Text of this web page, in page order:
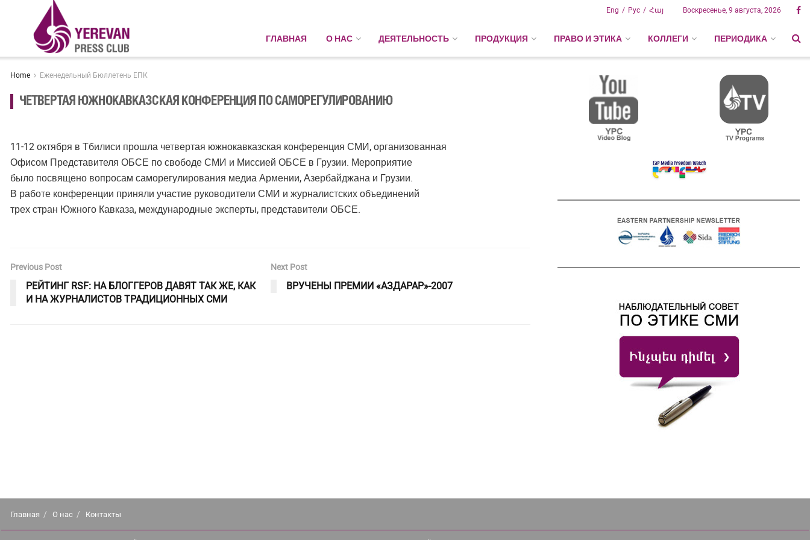
Рус Հայ
Eng Воскресенье, 9 августа, 2026
ГЛАВНАЯ О НАС ДЕЯТЕЛЬНОСТЬ ПРОДУКЦИЯ ПРАВО И ЭТИКА КОЛЛЕГИ ПЕРИОДИКА
Home Еженедельный Бюллетень ЕПК
ЧЕТВЕРТАЯ ЮЖНОКАВКАЗСКАЯ КОНФЕРЕНЦИЯ ПО САМОРЕГУЛИРОВАНИЮ
11-12 октября в Тбилиси прошла четвертая южнокавказская конференция СМИ, организованная
Офисом Представителя ОБСЕ по свободе СМИ и Миссией ОБСЕ в Грузии. Мероприятие
было посвящено вопросам саморегулирования медиа Армении, Азербайджана и Грузии.
В работе конференции приняли участие руководители СМИ и журналистских объединений
трех стран Южного Кавказа, международные эксперты, представители ОБСЕ.
Previous Post
РЕЙТИНГ RSF: НА БЛОГГЕРОВ ДАВЯТ ТАК ЖЕ, КАК
И НА ЖУРНАЛИСТОВ ТРАДИЦИОННЫХ СМИ
Next Post
ВРУЧЕНЫ ПРЕМИИ «АЗДАРАР»-2007
Главная О нас Контакты